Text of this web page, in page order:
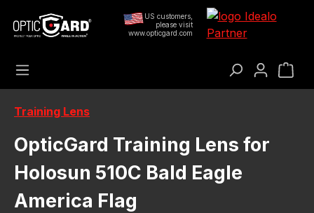
Přejít na hlavní obsah
US customers,
please visit
www.opticgard.com
Training Lens
OpticGard Training Lens for
Holosun 510C Bald Eagle
America Flag